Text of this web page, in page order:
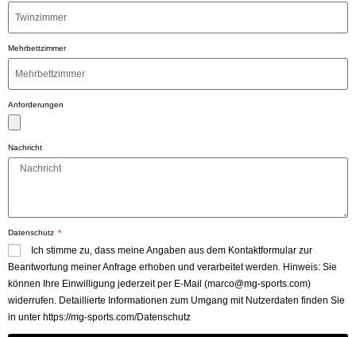
Mehrbettzimmer
Anforderungen
Nachricht
Datenschutz
Ich stimme zu, dass meine Angaben aus dem Kontaktformular zur
Beantwortung meiner Anfrage erhoben und verarbeitet werden. Hinweis: Sie
können Ihre Einwilligung jederzeit per E-Mail (marco@mg-sports.com)
widerrufen. Detaillierte Informationen zum Umgang mit Nutzerdaten finden Sie
in unter https://mg-sports.com/Datenschutz